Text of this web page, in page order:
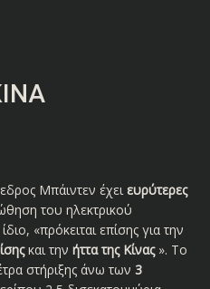
Μπάιντεν έχει ευρύτερες
του ηλεκτρικού
«πρόκειται επίσης για την
και την ήττα της Κίνας ». Το
στήριξης άνω των 3